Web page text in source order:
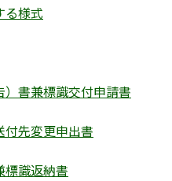
る様式
書兼標識交付申請書
付先変更申出書
標識返納書